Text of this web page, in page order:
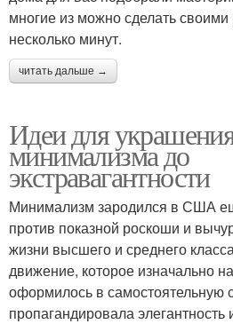
многие из можно сделать своими
несколько минут.
читать дальше →
Идеи для
минимализма до
экстравагантности
Минимализм зародился в США
против показной роскоши и
жизни высшего и среднего
движение, которое изначально
оформилось в самостоятельную
пропагандировала элегантность